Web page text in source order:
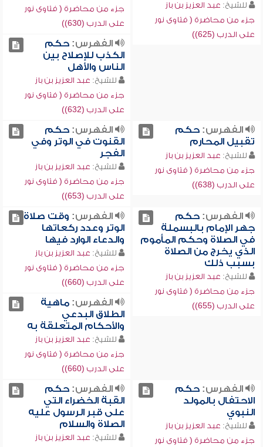
للشيخ: عبد العزيز بن باز
جزء من محاضرة ( فتاوى نور
على الدرب (625))
جزء من محاضرة ( فتاوى نور
على الدرب (630))
الفهرس:حكم
الكذب للإصلاح بين
الناس والأهل
للشيخ: عبد العزيز بن باز
جزء من محاضرة ( فتاوى نور
على الدرب (632))
الفهرس:حكم
تقبيل المحارم
للشيخ: عبد العزيز بن باز
جزء من محاضرة ( فتاوى نور
على الدرب (638))
الفهرس:حكم
القنوت في الوتر وفي
الفجر
للشيخ: عبد العزيز بن باز
جزء من محاضرة ( فتاوى نور
على الدرب (653))
الفهرس:حكم
جهر الإمام بالبسملة
في الصلاة وحكم المأموم
الذي يخرج من الصلاة
بسبب ذلك
للشيخ: عبد العزيز بن باز
جزء من محاضرة ( فتاوى نور
على الدرب (655))
الفهرس: وقت صلاة
الوتر وعدد ركعاتها
والدعاء الوارد فيها
للشيخ: عبد العزيز بن باز
جزء من محاضرة ( فتاوى نور
على الدرب (660))
الفهرس:ماهية
الطلاق البدعي
والأحكام المتعلقة به
للشيخ: عبد العزيز بن باز
جزء من محاضرة ( فتاوى نور
على الدرب (660))
الفهرس:حكم
الاحتفال بالمولد
النبوي
للشيخ: عبد العزيز بن باز
جزء من محاضرة ( فتاوى نور
الفهرس:حكم
القبة الخضراء التي
على قبر الرسول عليه
الصلاة والسلام
للشيخ: عبد العزيز بن باز